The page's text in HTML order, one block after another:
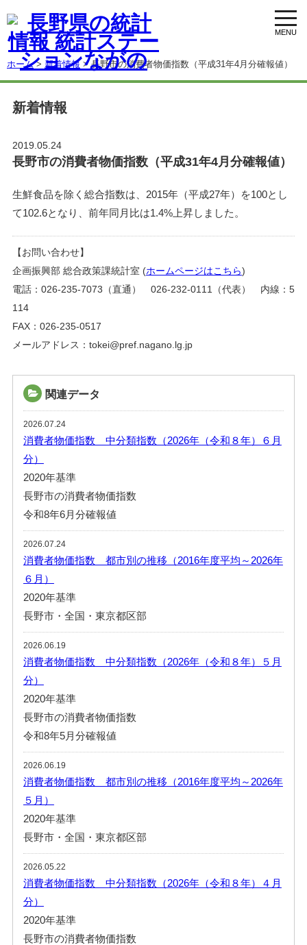
ホーム> 新着情報 > 長野市の消費者物価指数（平成31年4月分確報値）
新着情報
2019.05.24
長野市の消費者物価指数（平成31年4月分確報値）
生鮮食品を除く総合指数は、2015年（平成27年）を100とし
て102.6となり、前年同月比は1.4%上昇しました。
【お問い合わせ】
企画振興部 総合政策課統計室 (ホームページはこちら)
電話：026-235-7073（直通） 026-232-0111（代表） 内線：5
114
FAX：026-235-0517
メールアドレス：tokei@pref.nagano.lg.jp
関連データ
2026.07.24
消費者物価指数 中分類指数（2026年（令和８年）６月
分）
2020年基準
長野市の消費者物価指数
令和8年6月分確報値
2026.07.24
消費者物価指数 都市別の推移（2016年度平均～2026年
６月）
2020年基準
長野市・全国・東京都区部
2026.06.19
消費者物価指数 中分類指数（2026年（令和８年）５月
分）
2020年基準
長野市の消費者物価指数
令和8年5月分確報値
2026.06.19
消費者物価指数 都市別の推移（2016年度平均～2026年
５月）
2020年基準
長野市・全国・東京都区部
2026.05.22
消費者物価指数 中分類指数（2026年（令和８年）４月
分）
2020年基準
長野市の消費者物価指数